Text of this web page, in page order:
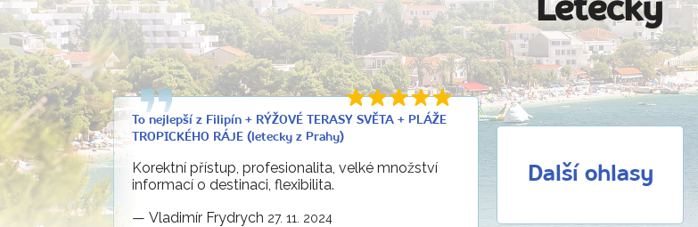
Letecky
To nejlepší z Filipín + RÝŽOVÉ TERASY SVĚTA + PLÁŽE
TROPICKÉHO RÁJE (letecky z Prahy)
Korektní přístup, profesionalita, velké množství
informací o destinaci, flexibilita.
— Vladimír Frydrych 27. 11. 2024
Další ohlasy